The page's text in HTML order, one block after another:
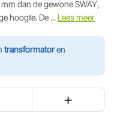
dan de gewone SWAY,
wat hem extra subtiel maakt op deze lage hoogte. De ... Lees meer
transformatoren
+